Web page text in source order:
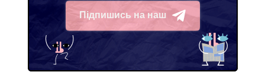
Підпишись на наш
Telegram